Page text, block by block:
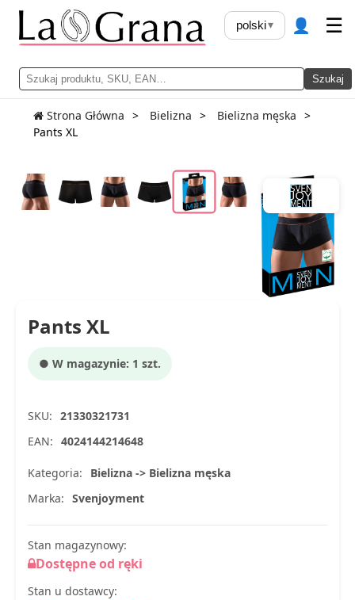
Szukaj
polski▾ 👤 ☰
Strona Główna Bielizna
Bielizna męska
Pants XL
Pants XL
● W magazynie: 1 szt.
SKU: 21330321731
EAN: 4024144214648
Kategoria:
Bielizna -> Bielizna męska
Marka: Svenjoyment
Stan magazynowy:
Dostępne od ręki
Stan u dostawcy: